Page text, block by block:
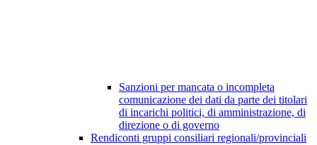
Sanzioni per mancata o incompleta
comunicazione dei dati da parte dei titolari
di incarichi politici, di amministrazione, di
direzione o di governo
Rendiconti gruppi consiliari regionali/provinciali